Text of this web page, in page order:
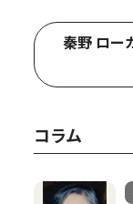
秦野 ロー
コラム